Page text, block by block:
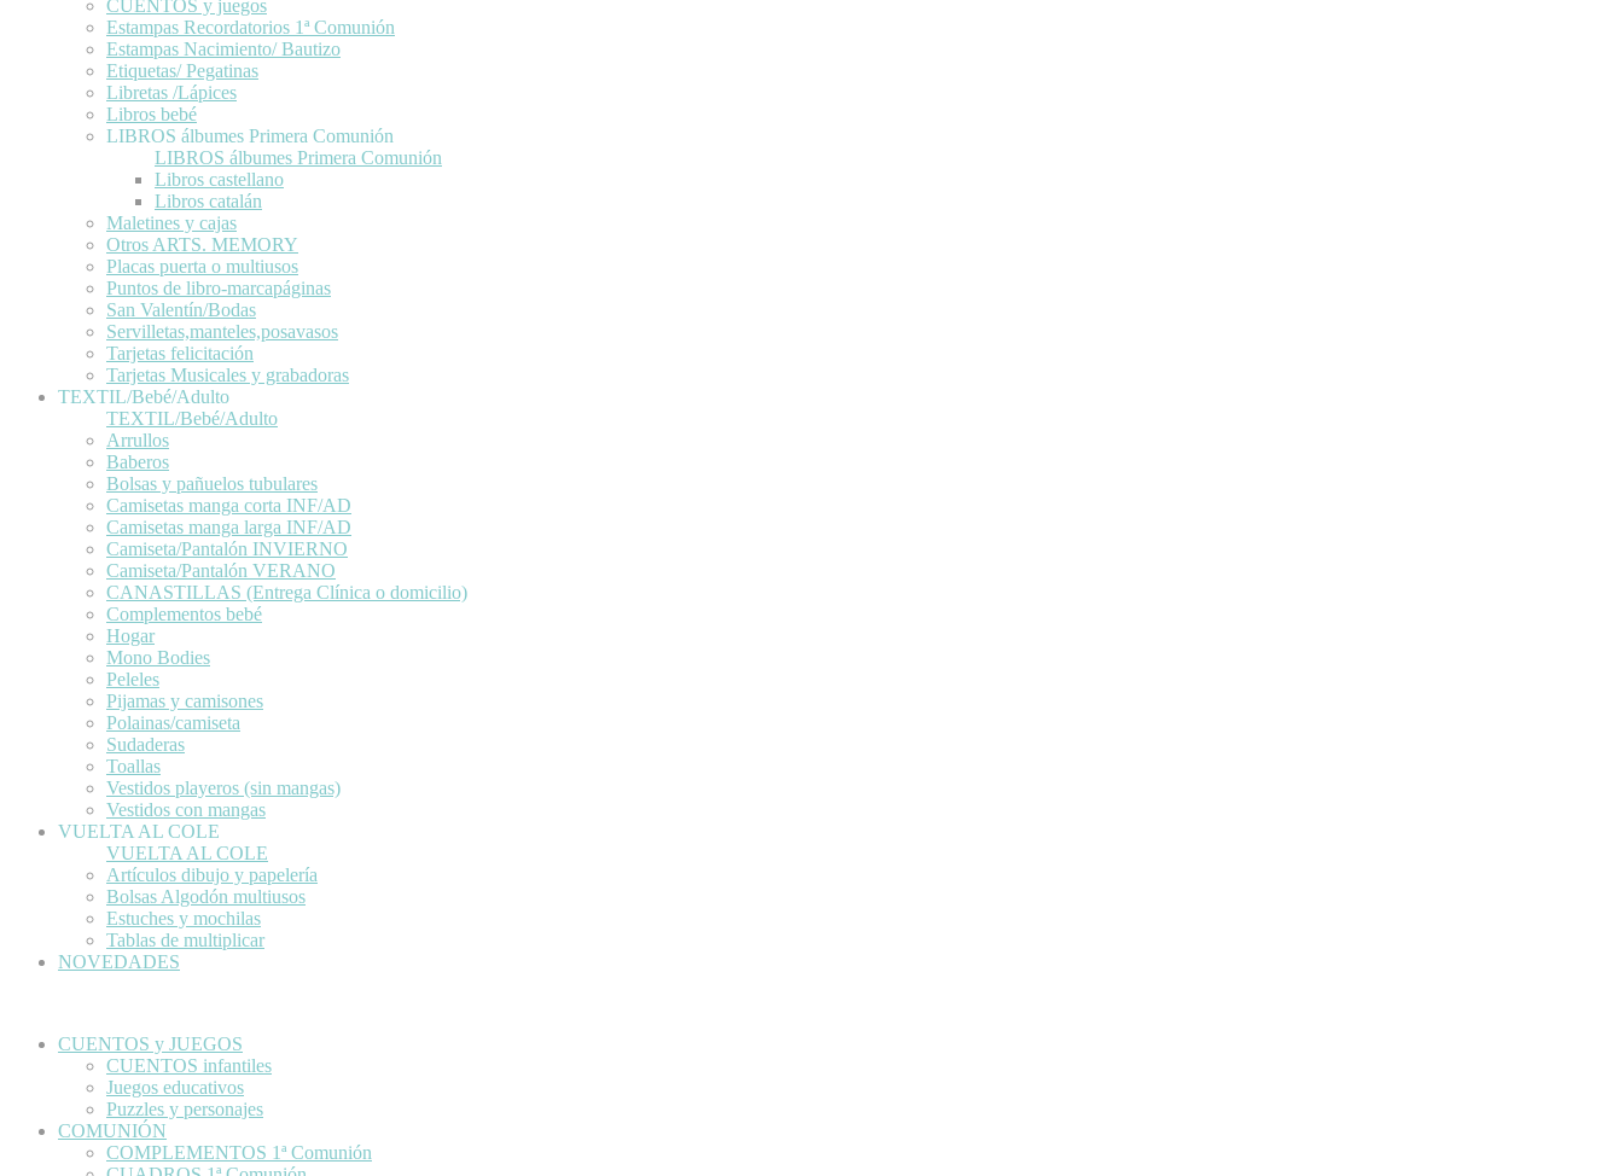
CUENTOS y juegos
Estampas Recordatorios 1ª Comunión
Estampas Nacimiento/ Bautizo
Etiquetas/ Pegatinas
Libretas /Lápices
Libros bebé
LIBROS álbumes Primera Comunión
LIBROS álbumes Primera Comunión
Libros castellano
Libros catalán
Maletines y cajas
Otros ARTS. MEMORY
Placas puerta o multiusos
Puntos de libro-marcapáginas
San Valentín/Bodas
Servilletas,manteles,posavasos
Tarjetas felicitación
Tarjetas Musicales y grabadoras
TEXTIL/Bebé/Adulto
TEXTIL/Bebé/Adulto
Arrullos
Baberos
Bolsas y pañuelos tubulares
Camisetas manga corta INF/AD
Camisetas manga larga INF/AD
Camiseta/Pantalón INVIERNO
Camiseta/Pantalón VERANO
CANASTILLAS (Entrega Clínica o domicilio)
Complementos bebé
Hogar
Mono Bodies
Peleles
Pijamas y camisones
Polainas/camiseta
Sudaderas
Toallas
Vestidos playeros (sin mangas)
Vestidos con mangas
VUELTA AL COLE
VUELTA AL COLE
Artículos dibujo y papelería
Bolsas Algodón multiusos
Estuches y mochilas
Tablas de multiplicar
NOVEDADES
CUENTOS y JUEGOS
CUENTOS infantiles
Juegos educativos
Puzzles y personajes
COMUNIÓN
COMPLEMENTOS 1ª Comunión